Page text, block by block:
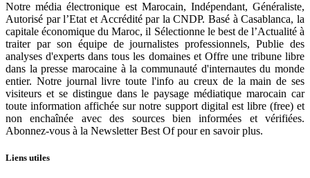
Notre média électronique est Marocain, Indépendant, Généraliste,
Autorisé par l’Etat et Accrédité par la CNDP. Basé à Casablanca, la
capitale économique du Maroc, il Sélectionne le best de l’Actualité à
traiter par son équipe de journalistes professionnels, Publie des
analyses d'experts dans tous les domaines et Offre une tribune libre
dans la presse marocaine à la communauté d'internautes du monde
entier. Notre journal livre toute l'info au creux de la main de ses
visiteurs et se distingue dans le paysage médiatique marocain car
toute information affichée sur notre support digital est libre (free) et
non enchaînée avec des sources bien informées et vérifiées.
Abonnez-vous à la Newsletter Best Of pour en savoir plus.
Liens utiles